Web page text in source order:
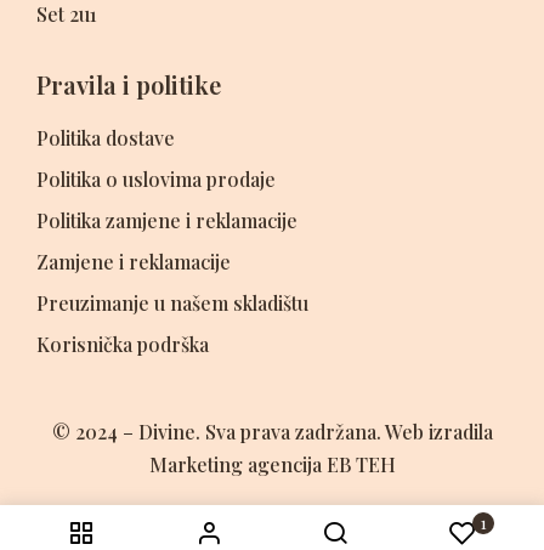
1
Set 2u1
Pravila i politike
Politika dostave
Politika o uslovima prodaje
Politika zamjene i reklamacije
Zamjene i reklamacije
Preuzimanje u našem skladištu
Korisnička podrška
© 2024 – Divine. Sva prava zadržana. Web izradila
Marketing agencija EB TEH